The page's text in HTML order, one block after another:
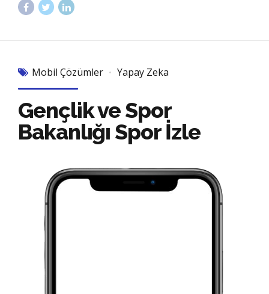
Mobil Çözümler Yapay Zeka
Gençlik ve Spor
Bakanlığı Spor İzle